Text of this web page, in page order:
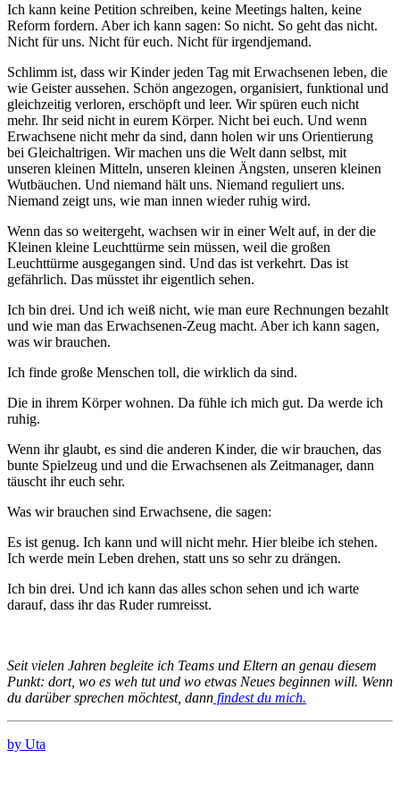
Ich kann keine Petition schreiben, keine Meetings halten, keine
Reform fordern. Aber ich kann sagen: So nicht. So geht das nicht.
Nicht für uns. Nicht für euch. Nicht für irgendjemand.
Schlimm ist, dass wir Kinder jeden Tag mit Erwachsenen leben, die
wie Geister aussehen. Schön angezogen, organisiert, funktional und
gleichzeitig verloren, erschöpft und leer. Wir spüren euch nicht
mehr. Ihr seid nicht in eurem Körper. Nicht bei euch. Und wenn
Erwachsene nicht mehr da sind, dann holen wir uns Orientierung
bei Gleichaltrigen. Wir machen uns die Welt dann selbst, mit
unseren kleinen Mitteln, unseren kleinen Ängsten, unseren kleinen
Wutbäuchen. Und niemand hält uns. Niemand reguliert uns.
Niemand zeigt uns, wie man innen wieder ruhig wird.
Wenn das so weitergeht, wachsen wir in einer Welt auf, in der die
Kleinen kleine Leuchttürme sein müssen, weil die großen
Leuchttürme ausgegangen sind. Und das ist verkehrt. Das ist
gefährlich. Das müsstet ihr eigentlich sehen.
Ich bin drei. Und ich weiß nicht, wie man eure Rechnungen bezahlt
und wie man das Erwachsenen-Zeug macht. Aber ich kann sagen,
was wir brauchen.
Ich finde große Menschen toll, die wirklich da sind.
Die in ihrem Körper wohnen. Da fühle ich mich gut. Da werde ich
ruhig.
Wenn ihr glaubt, es sind die anderen Kinder, die wir brauchen, das
bunte Spielzeug und und die Erwachsenen als Zeitmanager, dann
täuscht ihr euch sehr.
Was wir brauchen sind Erwachsene, die sagen:
Es ist genug. Ich kann und will nicht mehr. Hier bleibe ich stehen.
Ich werde mein Leben drehen, statt uns so sehr zu drängen.
Ich bin drei. Und ich kann das alles schon sehen und ich warte
darauf, dass ihr das Ruder rumreisst.
Seit vielen Jahren begleite ich Teams und Eltern an genau diesem
Punkt: dort, wo es weh tut und wo etwas Neues beginnen will. Wenn
du darüber sprechen möchtest, dann findest du mich.
by Uta